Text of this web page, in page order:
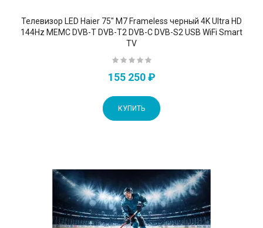
Телевизор LED Haier 75" M7 Frameless черный 4K Ultra HD
144Hz MEMC DVB-T DVB-T2 DVB-C DVB-S2 USB WiFi Smart
TV
155 250 ₽
КУПИТЬ